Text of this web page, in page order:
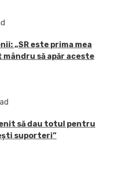
„SR este prima mea
să apăr aceste
să dau totul pentru
suporteri”